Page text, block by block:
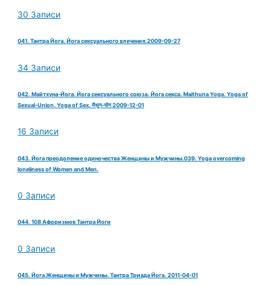
30 Записи
041. Тантра Йога. Йога сексуального влечения.2009-09-27
34 Записи
042. Майтхуна-Йога. Йога сексуального союза. Йога секса. Maithuna Yoga. Yoga of
Sexual-Union. Yoga of Sex. मैथुन-योग 2009-12-01
16 Записи
043. Йога преодоление одиночества Женщины и Мужчины.039. Yoga overcoming
loneliness of Women and Men.
0 Записи
044. 108 Афоризмов Тантра Йоги
0 Записи
045. Йога Женщины и Мужчины. Тантра Триада Йога. 2011-04-01